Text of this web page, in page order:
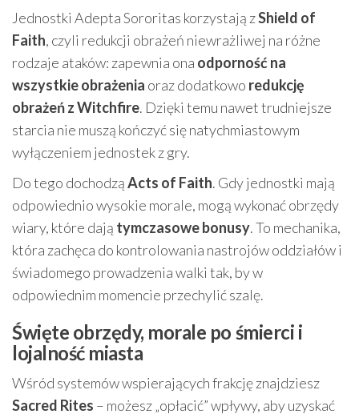
Jednostki Adepta Sororitas korzystają zShield of
Faith, czyli redukcji obrażeń niewrażliwej na różne
rodzaje ataków: zapewnia ona odporność na
wszystkie obrażenia oraz dodatkowo redukcję
obrażeń z Witchfire. Dzięki temu nawet trudniejsze
starcia nie muszą kończyć się natychmiastowym
wyłączeniem jednostek z gry.
Do tego dochodząActs of Faith. Gdy jednostki mają
odpowiednio wysokie morale, mogą wykonać obrzędy
wiary, które dają tymczasowe bonusy. To mechanika,
która zachęca do kontrolowania nastrojów oddziałów i
świadomego prowadzenia walki tak, by w
odpowiednim momencie przechylić szalę.
Święte obrzędy, morale po śmierci i
lojalność miasta
Wśród systemów wspierających frakcję znajdziesz
Sacred Rites – możesz „opłacić” wpływy, aby uzyskać